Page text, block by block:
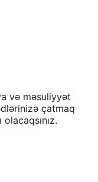
və məsuliyyət
çatmaq